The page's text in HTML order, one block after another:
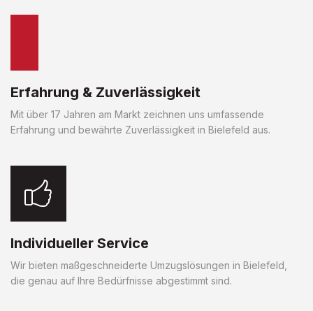
Erfahrung & Zuverlässigkeit
Mit über 17 Jahren am Markt zeichnen uns umfassende
Erfahrung und bewährte Zuverlässigkeit in Bielefeld aus.
Individueller Service
Wir bieten maßgeschneiderte Umzugslösungen in Bielefeld,
die genau auf Ihre Bedürfnisse abgestimmt sind.